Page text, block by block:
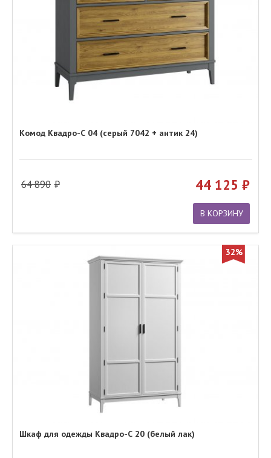
Комод Квадро-С 04 (серый 7042 + антик 24)
64 890 44 125
В КОРЗИНУ
32%
Шкаф для одежды Квадро-С 20 (белый лак)